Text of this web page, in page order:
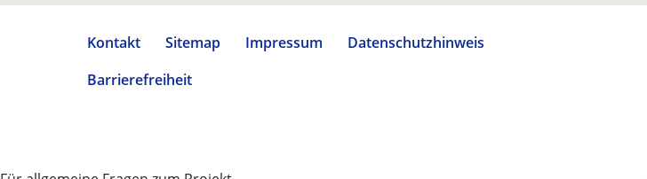
Kontakt Sitemap Impressum
Datenschutzhinweis
Barrierefreiheit